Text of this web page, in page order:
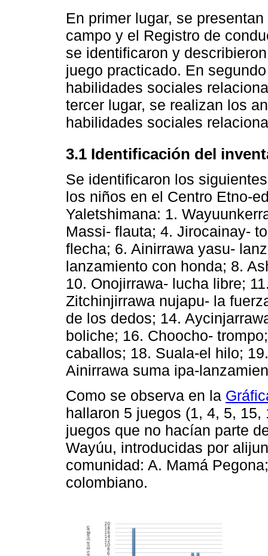
En primer lugar, se
campo y el Registro de
se identificaron y
juego practicado. En
habilidades sociales
tercer lugar, se realizan los
habilidades sociales
3.1 Identificación del
Se identificaron los
los niños en el Centro Etno-
Yaletshimana: 1.
Massi- flauta; 4. Jirocainay-
flecha; 6. Ainirrawa yasu-
lanzamiento con honda; 8.
10. Onojirrawa- lucha libre;
Zitchinjirrawa nujapu- la
de los dedos; 14.
boliche; 16. Choocho-
caballos; 18. Suala-el hilo;
Ainirrawa suma ipa-
Como se observa en la
hallaron 5 juegos (1, 4, 5,
juegos que no hacían parte
Wayúu, introducidas por
comunidad: A. Mamá
colombiano.